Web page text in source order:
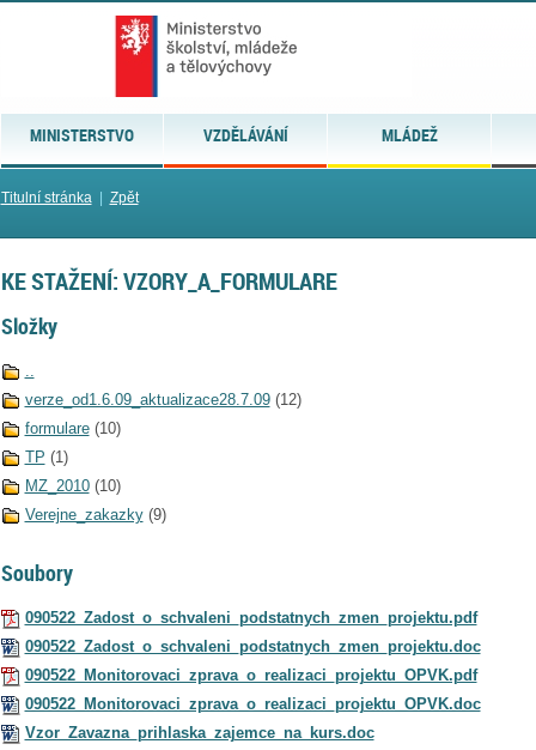
MINISTERSTVO VZDĚLÁVÁNÍ MLÁDEŽ
Titulní stránka| Zpět
KE STAŽENÍ: VZORY_A_FORMULARE
Složky
..
verze_od1.6.09_aktualizace28.7.09 (12)
formulare (10)
TP (1)
MZ_2010 (10)
Verejne_zakazky (9)
Soubory
090522_Zadost_o_schvaleni_podstatnych_zmen_projektu.pdf
090522_Zadost_o_schvaleni_podstatnych_zmen_projektu.doc
090522_Monitorovaci_zprava_o_realizaci_projektu_OPVK.pdf
090522_Monitorovaci_zprava_o_realizaci_projektu_OPVK.doc
Vzor_Zavazna_prihlaska_zajemce_na_kurs.doc